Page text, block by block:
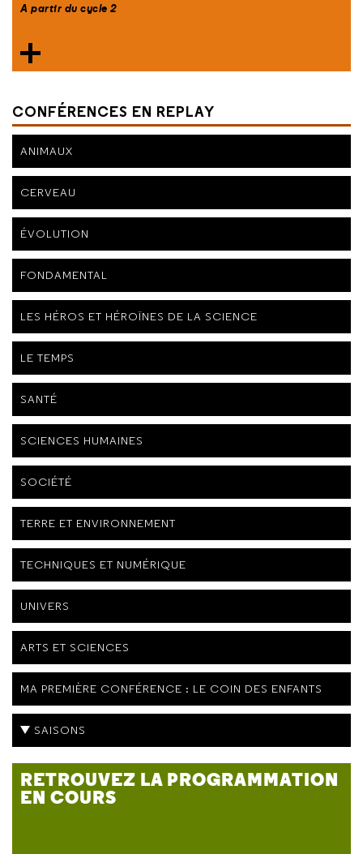
A partir du cycle 2
CONFÉRENCES EN REPLAY
ANIMAUX
CERVEAU
ÉVOLUTION
FONDAMENTAL
LES HÉROS ET HÉROÏNES DE LA SCIENCE
LE TEMPS
SANTÉ
SCIENCES HUMAINES
SOCIÉTÉ
TERRE ET ENVIRONNEMENT
TECHNIQUES ET NUMÉRIQUE
UNIVERS
ARTS ET SCIENCES
MA PREMIÈRE CONFÉRENCE : LE COIN DES ENFANTS
SAISONS
RETROUVEZ LA PROGRAMMATION
EN COURS